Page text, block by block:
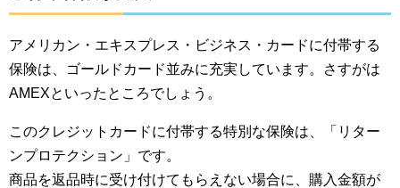
アメリカン・エキスプレス・ビジネス・カードに付帯する
保険は、ゴールドカード並みに充実しています。さすがは
AMEXといったところでしょう。
このクレジットカードに付帯する特別な保険は、「リター
ンプロテクション」です。
商品を返品時に受け付けてもらえない場合に、購入金額が